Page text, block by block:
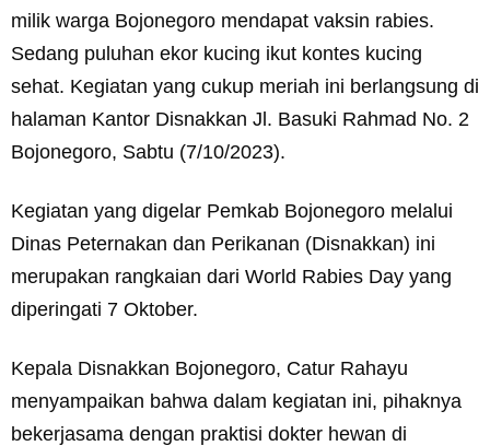
milik warga Bojonegoro mendapat vaksin rabies.
Sedang puluhan ekor kucing ikut kontes kucing
sehat. Kegiatan yang cukup meriah ini berlangsung di
halaman Kantor Disnakkan Jl. Basuki Rahmad No. 2
Bojonegoro, Sabtu (7/10/2023).
Kegiatan yang digelar Pemkab Bojonegoro melalui
Dinas Peternakan dan Perikanan (Disnakkan) ini
merupakan rangkaian dari World Rabies Day yang
diperingati 7 Oktober.
Kepala Disnakkan Bojonegoro, Catur Rahayu
menyampaikan bahwa dalam kegiatan ini, pihaknya
bekerjasama dengan praktisi dokter hewan di